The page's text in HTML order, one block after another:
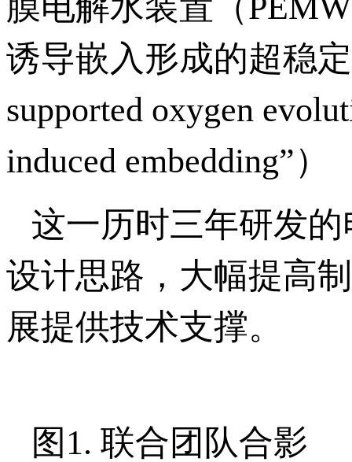
诱导嵌入形成的超稳
supported oxygen
induced embedding”）
这一历时三年研发
设计思路，大幅提高
展提供技术支撑。
图1. 联合团队合影